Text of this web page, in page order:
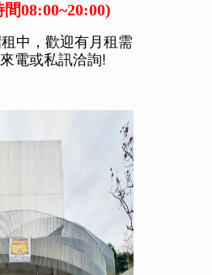
08:00~20:00)
中，歡迎有月租需
電或私訊洽詢!